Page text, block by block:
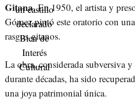
Gitana. En 1950, el artista y
Gómez pintó este oratorio con
rasgos gitanos.
La obra, considerada subversiva
durante décadas, ha sido
una joya patrimonial única.